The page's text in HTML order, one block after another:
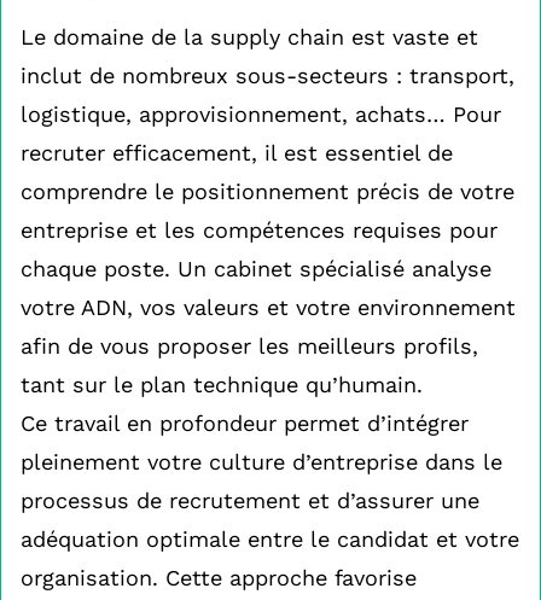
Le domaine de la supply chain est vaste et
inclut de nombreux sous-secteurs : transport,
logistique, approvisionnement, achats… Pour
recruter efficacement, il est essentiel de
comprendre le positionnement précis de votre
entreprise et les compétences requises pour
chaque poste. Un cabinet spécialisé analyse
votre ADN, vos valeurs et votre environnement
afin de vous proposer les meilleurs profils,
tant sur le plan technique qu’humain.
Ce travail en profondeur permet d’intégrer
pleinement votre culture d’entreprise dans le
processus de recrutement et d’assurer une
adéquation optimale entre le candidat et votre
organisation. Cette approche favorise